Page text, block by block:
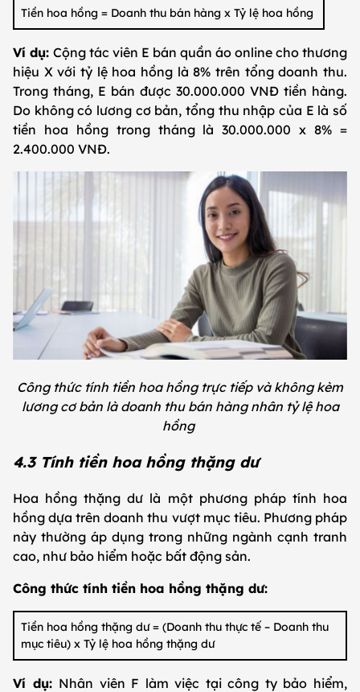
Tiền hoa hồng = Doanh thu bán hàng x Tỷ lệ hoa hồng
Ví dụ: Cộng tác viên E bán quần áo online cho thương
hiệu X với tỷ lệ hoa hồng là 8% trên tổng doanh thu.
Trong tháng, E bán được 30.000.000 VNĐ tiền hàng.
Do không có lương cơ bản, tổng thu nhập của E là số
tiền hoa hồng trong tháng là 30.000.000 x 8% =
2.400.000 VNĐ.
Công thức tính tiền hoa hồng trực tiếp và không kèm
lương cơ bản là doanh thu bán hàng nhân tỷ lệ hoa
hồng
4.3 Tính tiền hoa hồng thặng dư
Hoa hồng thặng dư là một phương pháp tính hoa
hồng dựa trên doanh thu vượt mục tiêu. Phương pháp
này thường áp dụng trong những ngành cạnh tranh
cao, như bảo hiểm hoặc bất động sản.
Công thức tính tiền hoa hồng thặng dư:
Tiền hoa hồng thặng dư = (Doanh thu thực tế – Doanh thu
mục tiêu) x Tỷ lệ hoa hồng thặng dư
Ví dụ: Nhân viên F làm việc tại công ty bảo hiểm,